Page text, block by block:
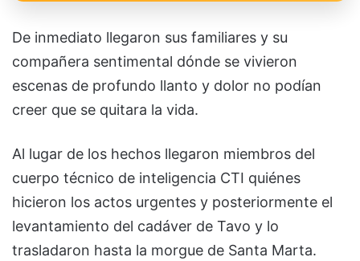
De inmediato llegaron sus familiares y su
compañera sentimental dónde se vivieron
escenas de profundo llanto y dolor no podían
creer que se quitara la vida.
Al lugar de los hechos llegaron miembros del
cuerpo técnico de inteligencia CTI quiénes
hicieron los actos urgentes y posteriormente el
levantamiento del cadáver de Tavo y lo
trasladaron hasta la morgue de Santa Marta.